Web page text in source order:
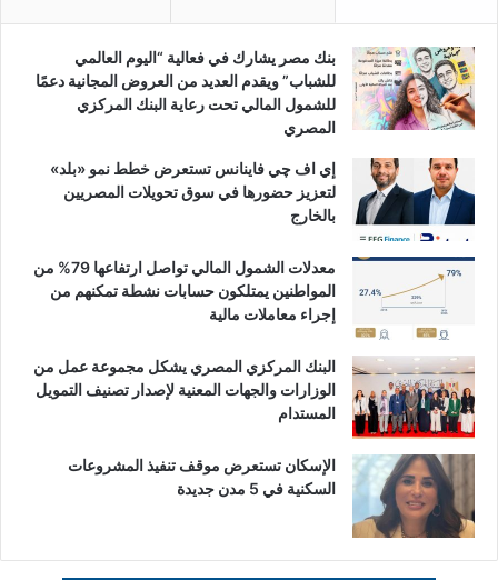
بنك مصر يشارك في فعالية “اليوم العالمي
للشباب” ويقدم العديد من العروض المجانية دعمًا
للشمول المالي تحت رعاية البنك المركزي
المصري
إي اف چي فاينانس تستعرض خطط نمو «بلد»
لتعزيز حضورها في سوق تحويلات المصريين
بالخارج
معدلات الشمول المالي تواصل ارتفاعها 79% من
المواطنين يمتلكون حسابات نشطة تمكنهم من
إجراء معاملات مالية
البنك المركزي المصري يشكل مجموعة عمل من
الوزارات والجهات المعنية لإصدار تصنيف التمويل
المستدام
الإسكان تستعرض موقف تنفيذ المشروعات
السكنية في 5 مدن جديدة